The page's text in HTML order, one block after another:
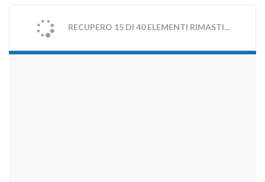
RECUPERO 15 DI 40 ELEMENTI RIMASTI...